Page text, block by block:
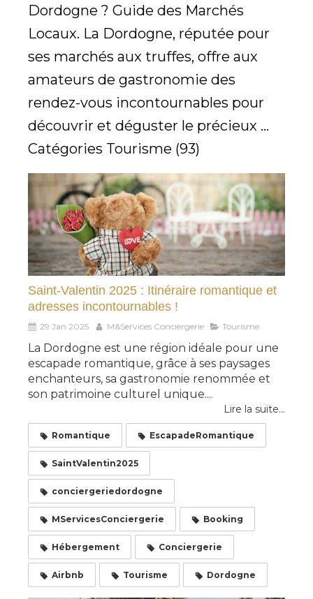
Dordogne ? Guide des Marchés
Locaux. La Dordogne, réputée pour
ses marchés aux truffes, offre aux
amateurs de gastronomie des
rendez-vous incontournables pour
découvrir et déguster le précieux ...
Catégories Tourisme (93)
Saint-Valentin 2025 : Itinéraire romantique et
adresses incontournables !
29 Jan 2025 M&Services Conciergerie Tourisme
La Dordogne est une région idéale pour une
escapade romantique, grâce à ses paysages
enchanteurs, sa gastronomie renommée et
son patrimoine culturel unique....
Lire la suite...
Romantique EscapadeRomantique
SaintValentin2025
conciergeriedordogne
MServicesConciergerie Booking
Hébergement Conciergerie
Airbnb Tourisme Dordogne